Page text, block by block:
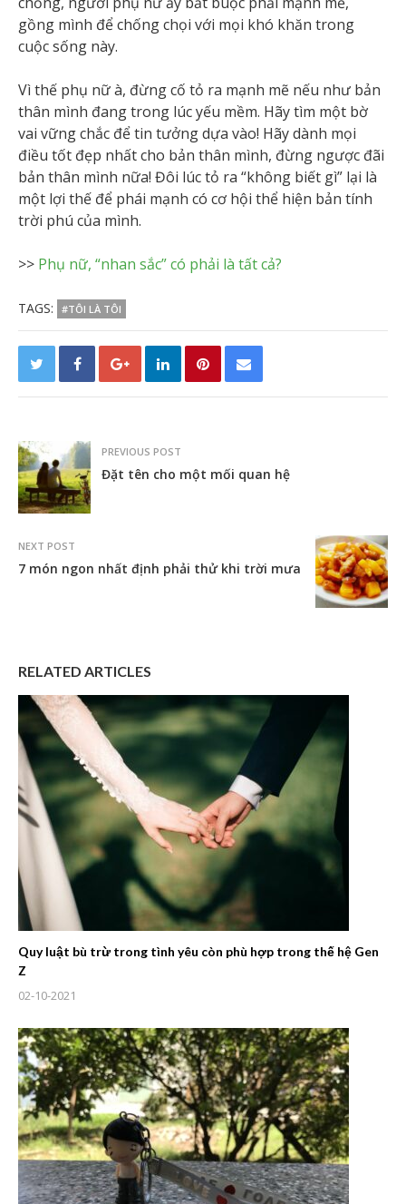
gồng mình để chống chọi với mọi khó khăn trong
cuộc sống này.
Vì thế phụ nữ à, đừng cố tỏ ra mạnh mẽ nếu như bản
thân mình đang trong lúc yếu mềm. Hãy tìm một bờ
vai vững chắc để tin tưởng dựa vào! Hãy dành mọi
điều tốt đẹp nhất cho bản thân mình, đừng ngược đãi
bản thân mình nữa! Đôi lúc tỏ ra “không biết gì” lại là
một lợi thế để phái mạnh có cơ hội thể hiện bản tính
trời phú của mình.
>> Phụ nữ, “nhan sắc” có phải là tất cả?
TAGS: #TÔI LÀ TÔI
PREVIOUS POST
Đặt tên cho một mối quan hệ
NEXT POST
7 món ngon nhất định phải thử khi trời mưa
RELATED ARTICLES
Quy luật bù trừ trong tình yêu còn phù hợp trong thế hệ Gen
Z
02-10-2021